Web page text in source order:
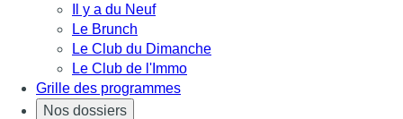
Il y a du Neuf
Le Brunch
Le Club du Dimanche
Le Club de l'Immo
Grille des programmes
Nos dossiers